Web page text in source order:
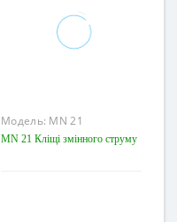
Модель: MN 21
MN 21 Кліщі змінного струму